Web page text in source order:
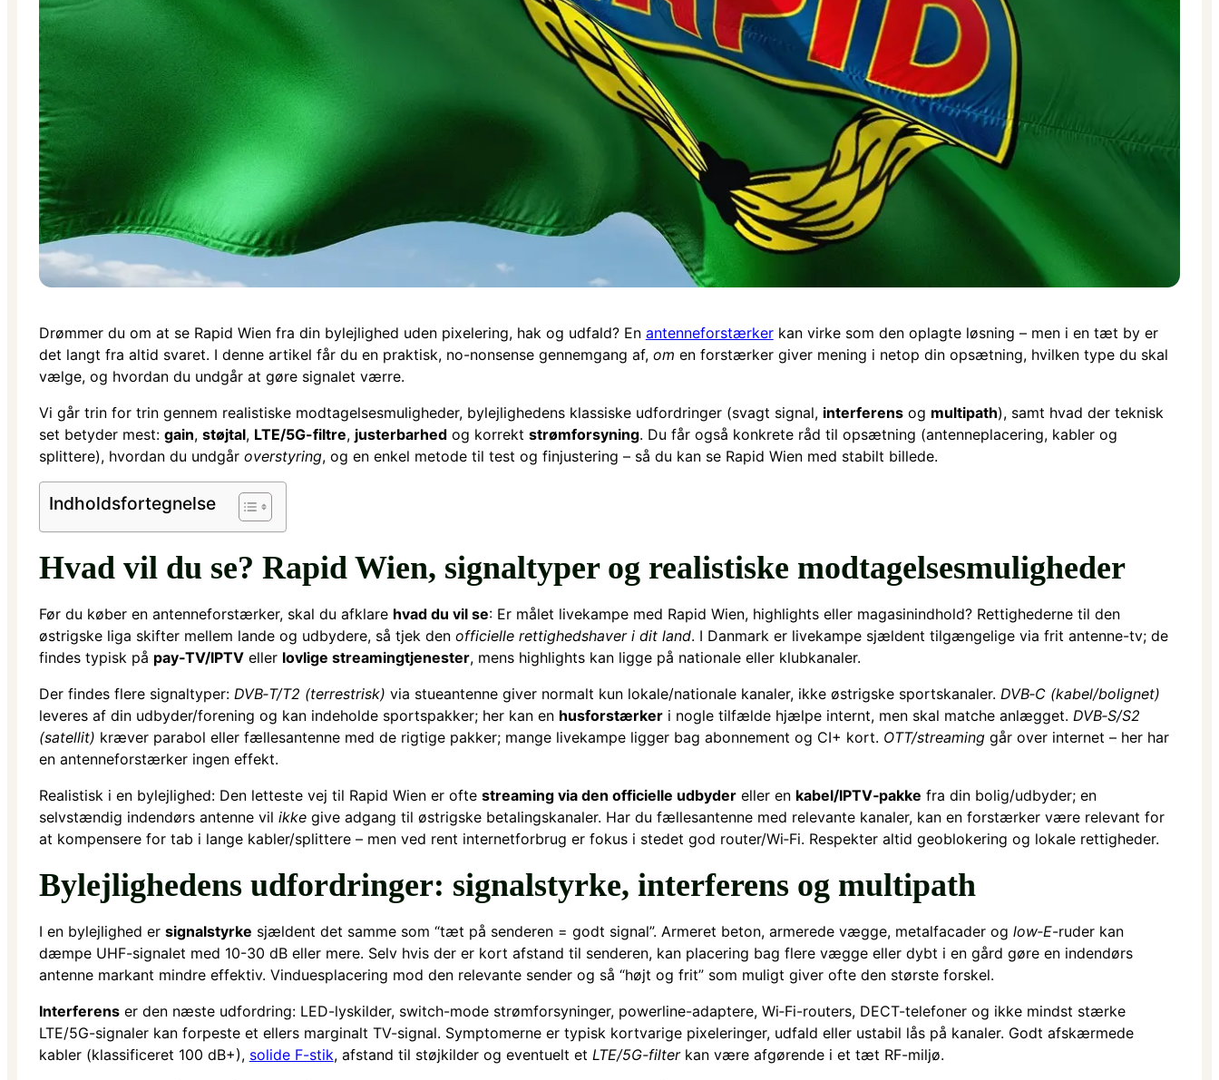
Drømmer du om at se Rapid Wien fra din bylejlighed uden pixelering, hak og udfald? En antenneforstærkerkan virke som den oplagte løsning – men i en tæt by er
det langt fra altid svaret. I denne artikel får du en praktisk, no-nonsense gennemgang af, om en forstærker giver mening i netop din opsætning, hvilken type du skal
vælge, og hvordan du undgår at gøre signalet værre.
Vi går trin for trin gennem realistiske modtagelsesmuligheder, bylejlighedens klassiske udfordringer (svagt signal, interferensog multipath), samt hvad der teknisk
set betyder mest: gain, støjtal, LTE/5G-filtre, justerbarhedog korrekt strømforsyning. Du får også konkrete råd til opsætning (antenneplacering, kabler og
splittere), hvordan du undgår overstyring, og en enkel metode til test og finjustering – så du kan se Rapid Wien med stabilt billede.
Indholdsfortegnelse
Hvad vil du se? Rapid Wien, signaltyper og realistiske modtagelsesmuligheder
Før du køber en antenneforstærker, skal du afklare hvad du vil se: Er målet livekampe med Rapid Wien, highlights eller magasinindhold? Rettighederne til den
østrigske liga skifter mellem lande og udbydere, så tjek den officielle rettighedshaver i dit land. I Danmark er livekampe sjældent tilgængelige via frit antenne-tv; de
findes typisk på pay‑TV/IPTVeller lovlige streamingtjenester, mens highlights kan ligge på nationale eller klubkanaler.
Der findes flere signaltyper: DVB‑T/T2 (terrestrisk) via stueantenne giver normalt kun lokale/nationale kanaler, ikke østrigske sportskanaler. DVB‑C (kabel/bolignet)
leveres af din udbyder/forening og kan indeholde sportspakker; her kan en husforstærkeri nogle tilfælde hjælpe internt, men skal matche anlægget. DVB‑S/S2
(satellit) kræver parabol eller fællesantenne med de rigtige pakker; mange livekampe ligger bag abonnement og CI+ kort. OTT/streaminggår over internet – her har
en antenneforstærker ingen effekt.
Realistisk i en bylejlighed: Den letteste vej til Rapid Wien er ofte streaming via den officielle udbydereller en kabel/IPTV‑pakke fra din bolig/udbyder; en
selvstændig indendørs antenne vil ikkegive adgang til østrigske betalingskanaler. Har du fællesantenne med relevante kanaler, kan en forstærker være relevant for
at kompensere for tab i lange kabler/splittere – men ved rent internetforbrug er fokus i stedet god router/Wi‑Fi. Respekter altid geoblokering og lokale rettigheder.
Bylejlighedens udfordringer: signalstyrke, interferens og multipath
I en bylejlighed er signalstyrke sjældent det samme som “tæt på senderen = godt signal”. Armeret beton, armerede vægge, metalfacader og low‑E-ruder kan
dæmpe UHF-signalet med 10-30 dB eller mere. Selv hvis der er kort afstand til senderen, kan placering bag flere vægge eller dybt i en gård gøre en indendørs
antenne markant mindre effektiv. Vinduesplacering mod den relevante sender og så “højt og frit” som muligt giver ofte den største forskel.
Interferenser den næste udfordring: LED-lyskilder, switch-mode strømforsyninger, powerline-adaptere, Wi‑Fi-routers, DECT-telefoner og ikke mindst stærke
LTE/5G-signaler kan forpeste et ellers marginalt TV-signal. Symptomerne er typisk kortvarige pixeleringer, udfald eller ustabil lås på kanaler. Godt afskærmede
kabler (klassificeret 100 dB+), solide F-stik, afstand til støjkilder og eventuelt et LTE/5G-filterkan være afgørende i et tæt RF-miljø.